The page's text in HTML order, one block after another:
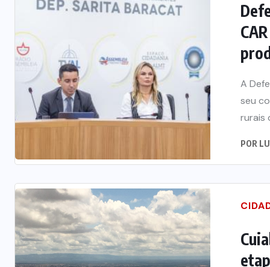
A
seu
rurais
POR